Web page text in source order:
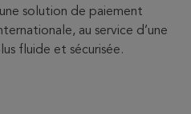
solution de paiement
au service d’une
fluide et sécurisée.